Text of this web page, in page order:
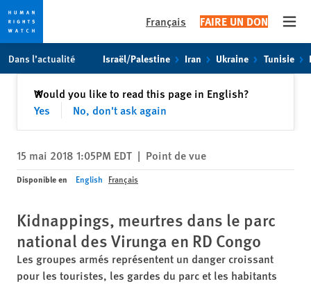
toto
content
Français FAIRE UN DON
Dans l’actualité Israël/Palestine Iran Ukraine Tunisie
Would you like to read this page in English?
Yes
No, don't ask again
✕Fermer
15 mai 2018 1:05PM EDT | Point de vue
Disponible en English Français
Kidnappings, meurtres dans le parc
national des Virunga en RD Congo
Les groupes armés représentent un danger croissant
pour les touristes, les gardes du parc et les habitants